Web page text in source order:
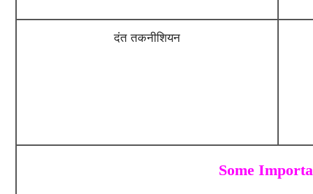
दंत तकनीशियन
Some